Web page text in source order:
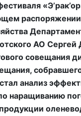
АО Сергей
совещания
анализ
наращиванию